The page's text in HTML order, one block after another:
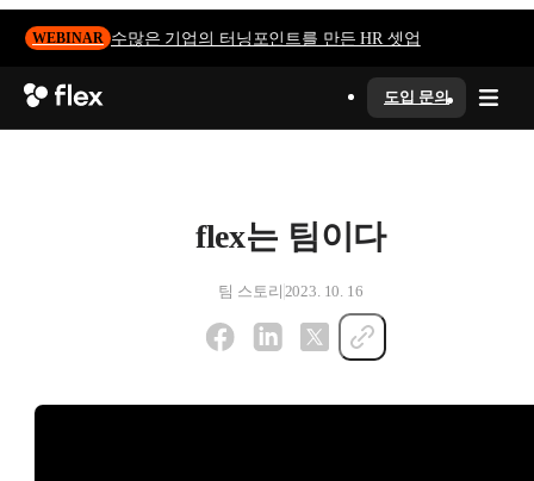
WEBINAR 수많은 기업의 터닝포인트를 만든 HR 셋업
도입 문의
flex는 팀이다
팀 스토리 2023. 10. 16